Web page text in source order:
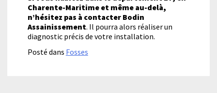
Charente-Maritime et même au-delà,
n’hésitez pas à contacter Bodin
Assainissement. Il pourra alors réaliser un
diagnostic précis de votre installation.
Posté dans Fosses